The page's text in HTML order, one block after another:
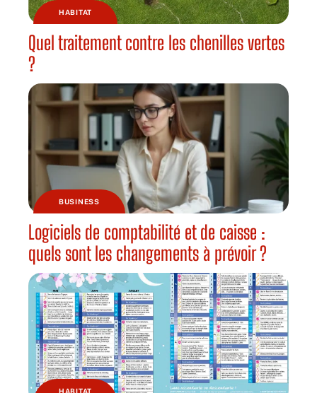
HABITAT
Quel traitement contre les chenilles vertes
?
BUSINESS
Logiciels de comptabilité et de caisse :
quels sont les changements à prévoir ?
HABITAT